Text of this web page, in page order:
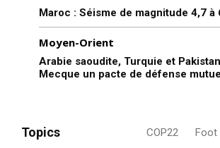
Maroc : Séisme de magnitude 4,7 à
Moyen-Orient
Arabie saoudite, Turquie et
Mecque un pacte de défense
Topics COP22 Foot